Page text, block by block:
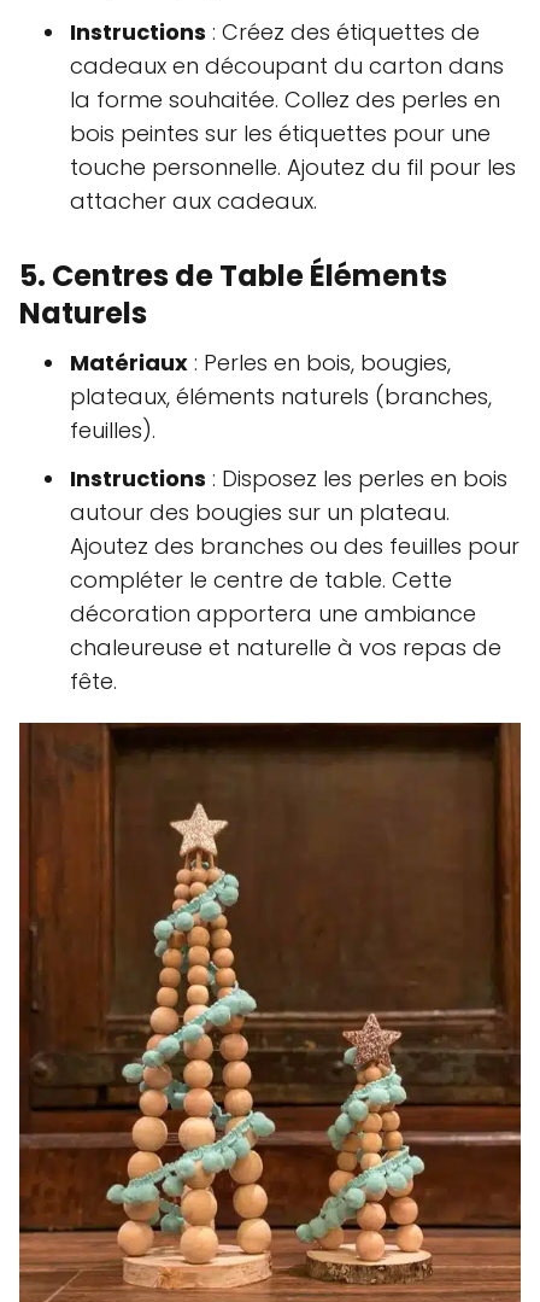
Instructions : Créez des étiquettes de
cadeaux en découpant du carton dans
la forme souhaitée. Collez des perles en
bois peintes sur les étiquettes pour une
touche personnelle. Ajoutez du fil pour les
attacher aux cadeaux.
5. Centres de Table Éléments
Naturels
Matériaux : Perles en bois, bougies,
plateaux, éléments naturels (branches,
feuilles).
Instructions : Disposez les perles en bois
autour des bougies sur un plateau.
Ajoutez des branches ou des feuilles pour
compléter le centre de table. Cette
décoration apportera une ambiance
chaleureuse et naturelle à vos repas de
fête.